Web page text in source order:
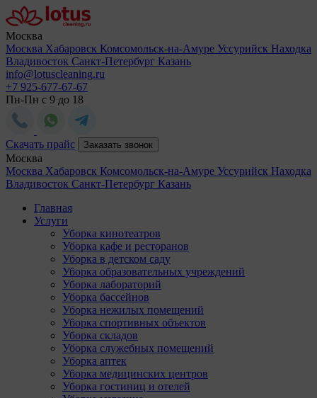
Москва
Москва Хабаровск Комсомольск-на-Амуре Уссурийск Находка
Владивосток Санкт-Петербург Казань
info@lotuscleaning.ru
+7 925-677-67-67
Пн-Пн с 9 до 18
Скачать прайс Заказать звонок
Москва
Москва Хабаровск Комсомольск-на-Амуре Уссурийск Находка
Владивосток Санкт-Петербург Казань
Главная
Услуги
Уборка кинотеатров
Уборка кафе и ресторанов
Уборка в детском саду
Уборка образовательных учреждений
Уборка лабораторий
Уборка бассейнов
Уборка нежилых помещений
Уборка спортивных объектов
Уборка складов
Уборка служебных помещений
Уборка аптек
Уборка медицинских центров
Уборка гостиниц и отелей